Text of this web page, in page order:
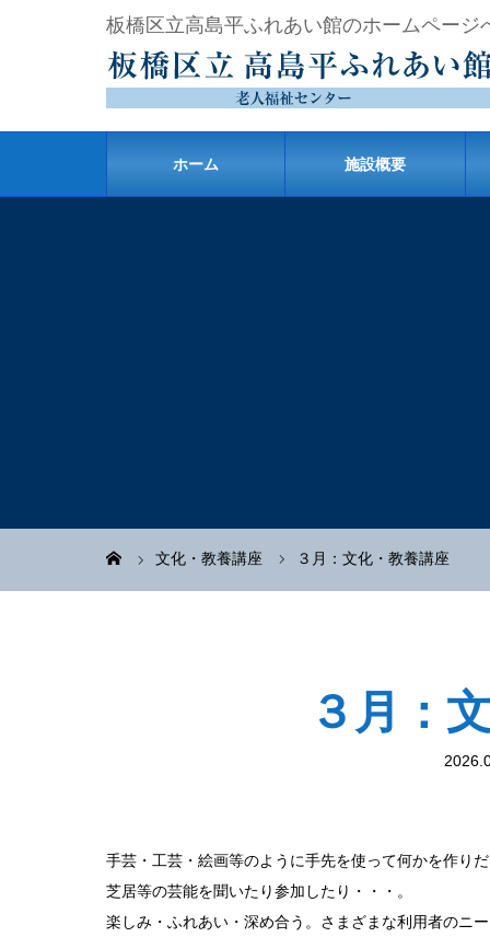
板橋区立高島平ふれあい館のホームページ
ホーム 施設概要
文化・教養講座 ３月：文化・教養講座
３月：
手芸・工芸・絵画等のように手先を使って何かを作り
芝居等の芸能を聞いたり参加したり・・・。
楽しみ・ふれあい・深め合う。さまざまな利用者のニ